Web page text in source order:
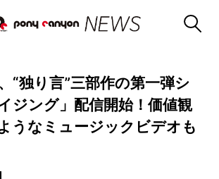
“独り言”三部作の第一弾シ
ジング」配信開始！価値観
うなミュージックビデオも